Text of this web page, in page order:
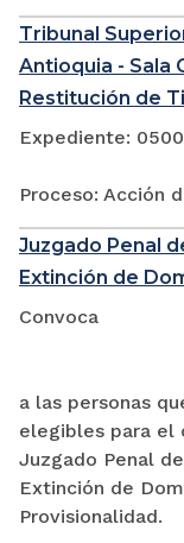
Tribunal
Antioquia - Sala
Restitución de
Expediente:
Proceso: Acción
Juzgado Penal
Extinción de
Convoca
a las personas
elegibles para el
Juzgado Penal
Extinción de
Provisionalidad.